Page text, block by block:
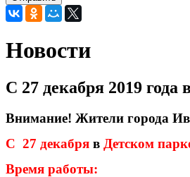
Новости
С 27 декабря 2019
Внимание! Жители города
С 27 декабря в Детском
Время работы: